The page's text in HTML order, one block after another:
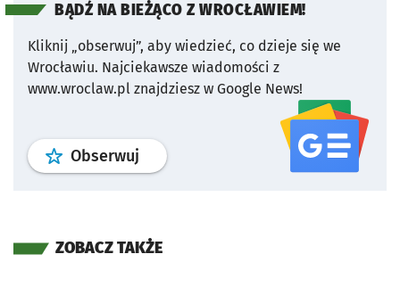
BĄDŹ NA BIEŻĄCO Z WROCŁAWIEM!
Kliknij „obserwuj”, aby wiedzieć, co dzieje się we
Wrocławiu. Najciekawsze wiadomości z
www.wroclaw.pl znajdziesz w Google News!
Obserwuj profil serwisu
ZOBACZ TAKŻE